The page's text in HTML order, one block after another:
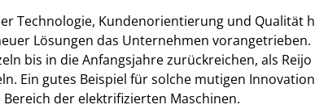
Technologie, Kundenorientierung und Qualität
Lösungen das Unternehmen
bis in die Anfangsjahre zurückreichen, als
Ein gutes Beispiel für solche mutigen
der elektrifizierten Maschinen.